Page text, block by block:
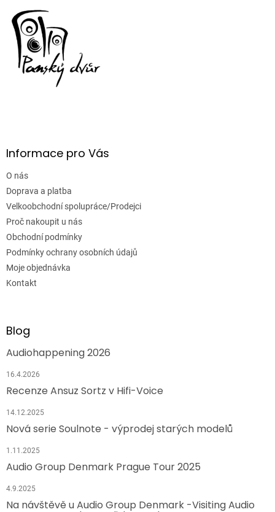
Informace pro Vás
O nás
Doprava a platba
Velkoobchodní spolupráce/Prodejci
Proč nakoupit u nás
Obchodní podmínky
Podmínky ochrany osobních údajů
Moje objednávka
Kontakt
Blog
Audiohappening 2026
16.4.2026
Recenze Ansuz Sortz v Hifi-Voice
14.12.2025
Nová serie Soulnote - výprodej starých modelů
1.11.2025
Audio Group Denmark Prague Tour 2025
4.9.2025
Na návštěvě u Audio Group Denmark -Visiting Audio